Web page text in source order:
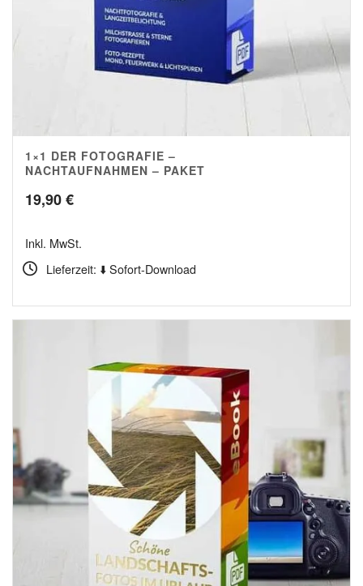
1×1 DER FOTOGRAFIE –
NACHTAUFNAHMEN – PAKET
19,90€
Inkl. MwSt.
Lieferzeit: ⬇️ Sofort-Download